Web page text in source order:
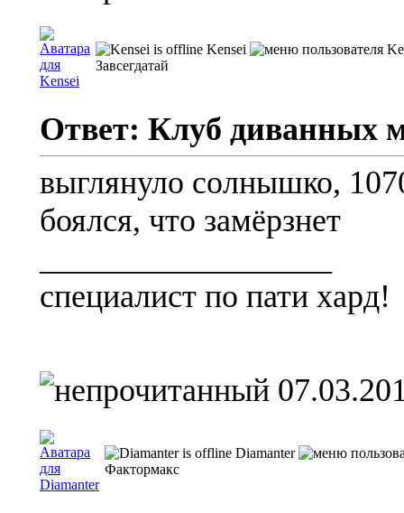
Kensei
Завсегдатай
Ответ: Клуб диванных
выглянуло солнышко,
боялся, что замёрзнет
специалист по пати хард!
Diamanter
Фактормакс